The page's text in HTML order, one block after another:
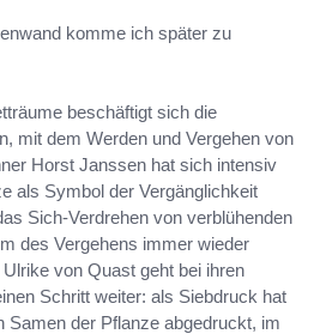
komme ich später zu
beschäftigt sich die
mit dem Werden und Vergehen von
Horst Janssen hat sich intensiv
als Symbol der Vergänglichkeit
Sich-Verdrehen von verblühenden
des Vergehens immer wieder
von Quast geht bei ihren
Schritt weiter: als Siebdruck hat
Samen der Pflanze abgedruckt, im